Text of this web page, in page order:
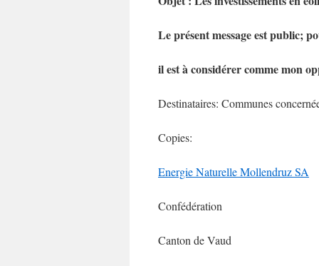
Le présent message est public;
il est à considérer comme mon
Destinataires: Communes
Copies:
Energie Naturelle Mollendruz SA
Confédération
Canton de Vaud